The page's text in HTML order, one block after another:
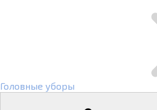
Головные уборы